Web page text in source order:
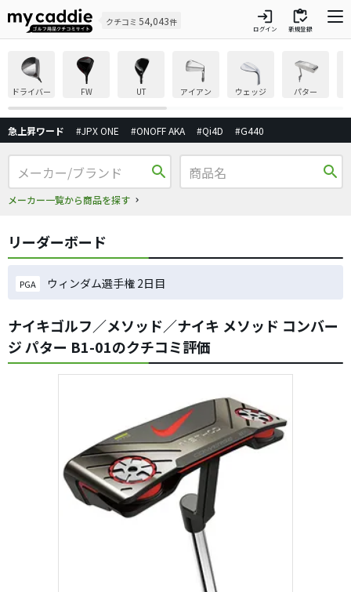
クチコミ 54,043件 login
ログイン
inventory
新規登録
ドライバー FW UT アイアン ウェッジ パター
急上昇ワード #JPX ONE #ONOFF AKA #Qi4D #G440
search
メーカー一覧から商品を探す
search
リーダーボード
PGA ウィンダム選手権 2日目
ナイキゴルフ／メソッド／ナイキ メソッド コンバー
ジ パター B1-01のクチコミ評価